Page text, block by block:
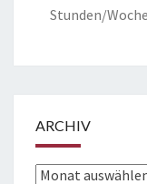
Stunden/
ARCHIV
Archiv